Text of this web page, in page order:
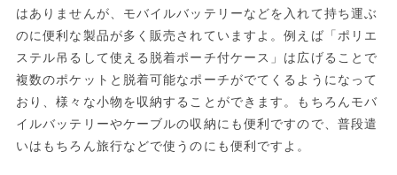
はありませんが、モバイルバッテリーなどを入れて持ち運ぶ
のに便利な製品が多く販売されていますよ。例えば「ポリエ
ステル吊るして使える脱着ポーチ付ケース」は広げることで
複数のポケットと脱着可能なポーチがでてくるようになって
おり、様々な小物を収納することができます。もちろんモバ
イルバッテリーやケーブルの収納にも便利ですので、普段遣
いはもちろん旅行などで使うのにも便利ですよ。